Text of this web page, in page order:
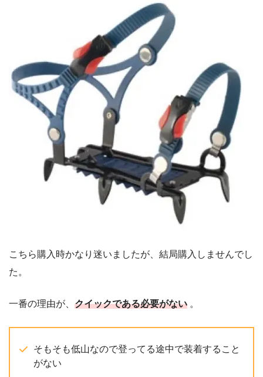
こちら購入時かなり迷いましたが、結局購入しませんでし
た。
一番の理由が、 クイックである必要がない 。
そもそも低山なので登ってる途中で装着すること
がない